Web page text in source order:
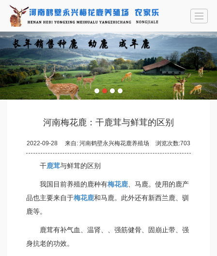
首页 公司介绍 鹿产品 永兴农家乐资讯中心联系我们
河南梅花鹿：干鹿茸与鲜茸的区别
2022-09-28 来自: 河南鹤壁永兴梅花鹿养殖场 浏览次数:703
干鹿茸与鲜茸的区别
我国目前养殖的鹿种有梅花鹿、马鹿。使用的鹿产
品也主要来自于梅花鹿和马鹿。此外还有新西兰鹿、驯
鹿等。
鹿茸有补气血、温肾、、强筋健骨、固崩止带、强
身抗老的功效。